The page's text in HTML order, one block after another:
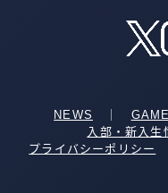
NEWS
入部・新入生
プライバシーポリシー